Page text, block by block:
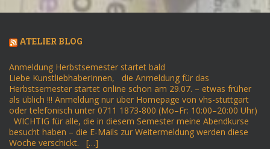
ATELIER BLOG
Anmeldung Herbstsemester startet bald
Liebe KunstliebhaberInnen, die Anmeldung für das
Herbstsemester startet online schon am 29.07. – etwas früher
als üblich !!! Anmeldung nur über Homepage von vhs-stuttgart
oder telefonisch unter 0711 1873-800 (Mo–Fr: 10:00–20:00 Uhr)
WICHTIG für alle, die in diesem Semester meine Abendkurse
besucht haben – die E-Mails zur Weitermeldung werden diese
Woche verschickt. […]